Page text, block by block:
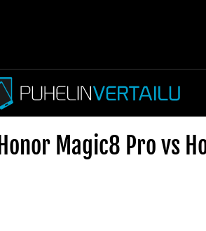
Honor Magic8 Pro vs